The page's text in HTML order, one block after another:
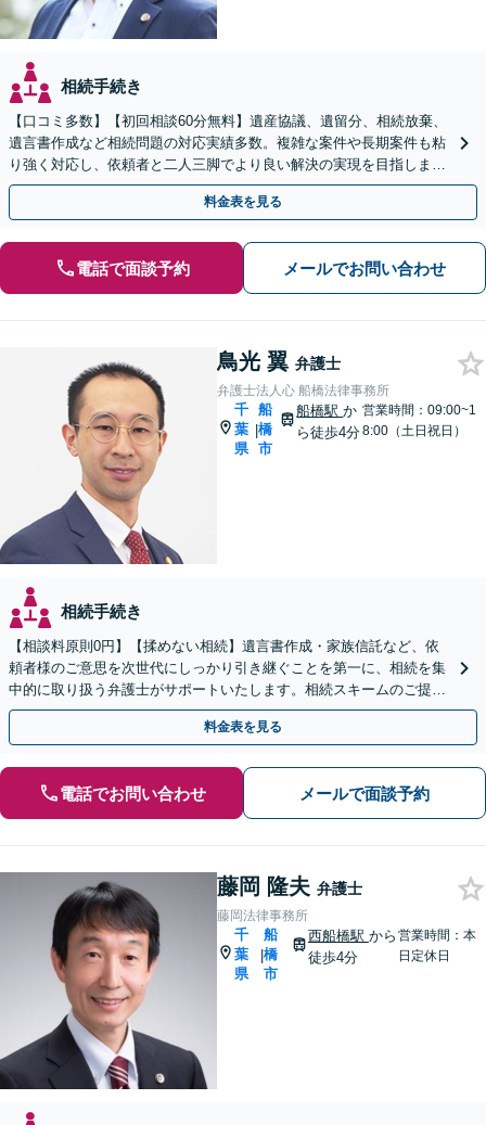
相続手続き
【口コミ多数】【初回相談60分無料】遺産協議、遺留分、相続放棄、
遺言書作成など相続問題の対応実績多数。複雑な案件や長期案件も粘
り強く対応し、依頼者と二人三脚でより良い解決の実現を目指します
【夜間相談可】【船橋駅7分】
料金表を見る
電話で面談予約 メールでお問い合わせ
鳥光 翼 弁護士
弁護士法人心 船橋法律事務所
千
葉
県
|
船
橋
市
船橋駅か
ら徒歩4分
営業時間：09:00~1
8:00（土日祝日）
相続手続き
【相談料原則0円】【揉めない相続】遺言書作成・家族信託など、依
頼者様のご意思を次世代にしっかり引き継ぐことを第一に、相続を集
中的に取り扱う弁護士がサポートいたします。相続スキームのご提案
から遺言執行まで責任を持って対応させていただきます。
料金表を見る
電話でお問い合わせ メールで面談予約
藤岡 隆夫 弁護士
藤岡法律事務所
千
葉
県
|
船
橋
市
西船橋駅 から
徒歩4分
営業時間：本
日定休日